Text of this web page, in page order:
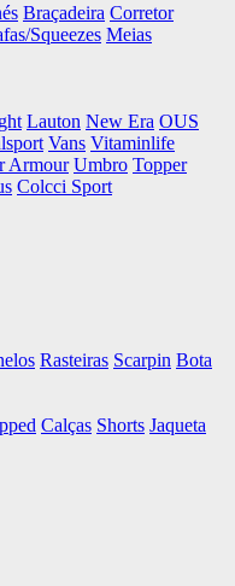
Braçadeira Corretor
Squeezes Meias
Lauton New Era OUS
Vans Vitaminlife
Armour Umbro Topper
Colcci Sport
Rasteiras Scarpin Bota
Calças Shorts Jaqueta